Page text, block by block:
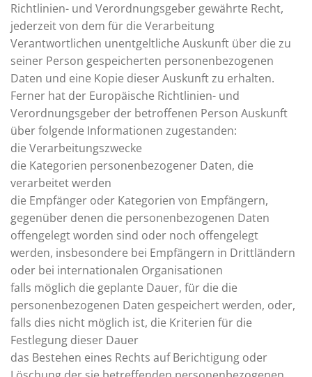
Richtlinien- und Verordnungsgeber gewährte Recht,
jederzeit von dem für die Verarbeitung
Verantwortlichen unentgeltliche Auskunft über die zu
seiner Person gespeicherten personenbezogenen
Daten und eine Kopie dieser Auskunft zu erhalten.
Ferner hat der Europäische Richtlinien- und
Verordnungsgeber der betroffenen Person Auskunft
über folgende Informationen zugestanden:
die Verarbeitungszwecke
die Kategorien personenbezogener Daten, die
verarbeitet werden
die Empfänger oder Kategorien von Empfängern,
gegenüber denen die personenbezogenen Daten
offengelegt worden sind oder noch offengelegt
werden, insbesondere bei Empfängern in Drittländern
oder bei internationalen Organisationen
falls möglich die geplante Dauer, für die die
personenbezogenen Daten gespeichert werden, oder,
falls dies nicht möglich ist, die Kriterien für die
Festlegung dieser Dauer
das Bestehen eines Rechts auf Berichtigung oder